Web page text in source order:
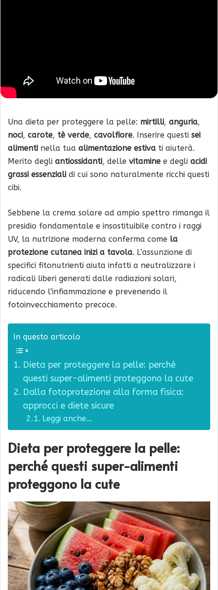
Una dieta per proteggere la pelle: mirtilli, anguria,
noci, carote, tè verde, cavolfiore. Inserire questi sei
alimenti nella tua alimentazione estiva ti aiuterà.
Merito degli antiossidanti, delle vitamine e degli acidi
grassi essenziali di cui sono naturalmente ricchi questi
cibi.
Sebbene la crema solare ad ampio spettro rimanga il
presidio fondamentale e insostituibile contro i raggi
UV, la nutrizione moderna conferma come la
protezione cutanea inizi a tavola. L’assunzione di
specifici fitonutrienti aiuta infatti a neutralizzare i
radicali liberi generati dalle radiazioni solari,
riducendo l’infiammazione e prevenendo il
fotoinvecchiamento precoce.
In questo articolo
Dieta per proteggere la pelle: perché
questi super-alimenti proteggono la cute
Dalla fotoprotezione alla forma fisica:
approcci e diete sicure
Leggi anche…
Dieta per proteggere la pelle:
perché questi super-alimenti
proteggono la cute